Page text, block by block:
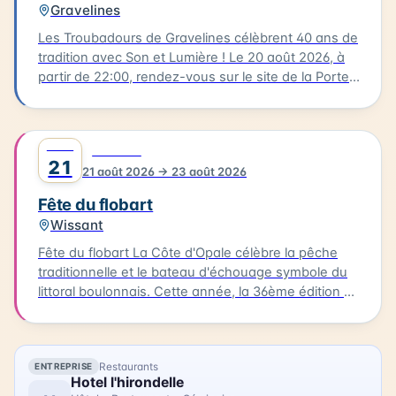
Gravelines
Les Troubadours de Gravelines célèbrent 40 ans de
tradition avec Son et Lumière ! Le 20 août 2026, à
partir de 22:00, rendez-vous sur le site de la Porte
quatre décennies de musique et de lumière. Cette
soirée est l'occasion de se rassembler et de
partager un moment magique avec la communauté
gravelinoise. Les tarifs sont les suivants : 16€ pour
les adultes, 12€ pour les réduits, 5€ pour les
enfants, et 32€ pour un pack famille (2 adultes + 2
enfants). Vous pouvez acheter vos billets en ligne.
Rejoignez les Troubadours pour célébrer ce joli
anniversaire !
21 21 août 2026 → 23 août 2026
Fête du flobart
Wissant
Fête du flobart La Côte d'Opale célèbre la pêche
traditionnelle et le bateau d'échouage symbole du
littoral boulonnais. Cette année, la 36ème édition de
dégustation de produits de la mer, artisanat
maritime, rencontre avec les associations,
expositions, petite restauration et démonstrations
ENTREPRISE Restaurants
Hotel l'hirondelle